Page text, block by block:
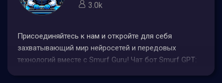
3.0k
Присоединяйтесь к нам и откройте для себя
захватывающий мир нейросетей и передовых
технологий вместе с Smurf Guru! Чат бот Smurf GPT: